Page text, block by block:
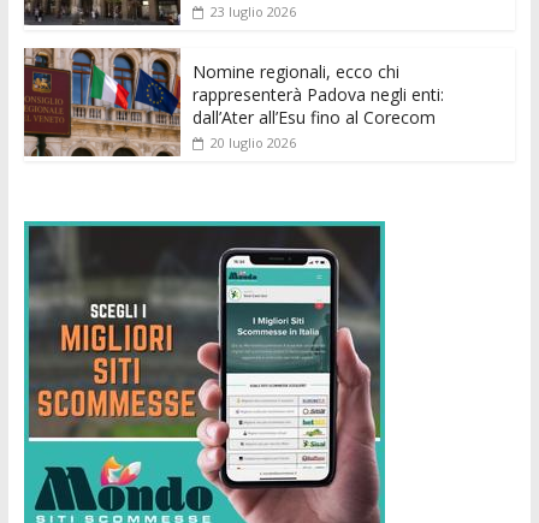
23 luglio 2026
Nomine regionali, ecco chi
rappresenterà Padova negli enti:
dall’Ater all’Esu fino al Corecom
20 luglio 2026